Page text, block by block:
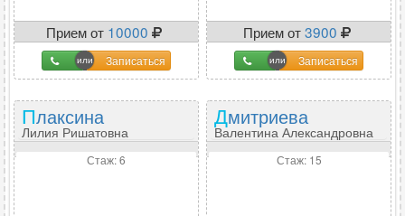
Прием от 10000
Записаться
Прием от3900
Записаться
Плаксина
Лилия Ришатовна
Стаж: 6
Дмитриева
Валентина Александровна
Стаж: 15